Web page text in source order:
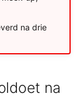
na drie
na